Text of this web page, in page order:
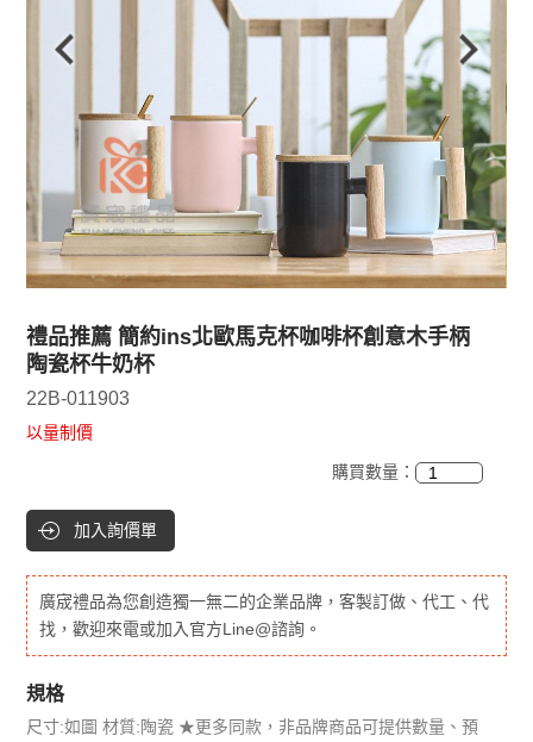
禮品推薦 簡約ins北歐馬克杯咖啡杯創意木手柄
陶瓷杯牛奶杯
22B-011903
以量制價
購買數量：
加入詢價單
廣宬禮品為您創造獨一無二的企業品牌，客製訂做、代工、代
找，歡迎來電或加入官方Line@諮詢。
規格
尺寸:如圖 材質:陶瓷 ★更多同款，非品牌商品可提供數量、預